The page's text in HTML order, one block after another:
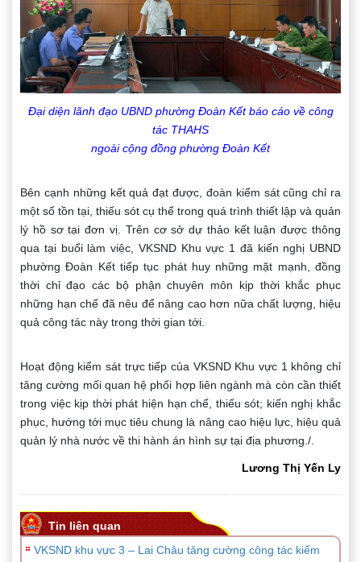
Đại diện lãnh đạo UBND phường Đoàn Kết báo cáo về công
tác THAHS
ngoài cộng đồng phường Đoàn Kết
Bên cạnh những kết quả đạt được, đoàn kiểm sát cũng chỉ ra
một số tồn tại, thiếu sót cụ thể trong quá trình thiết lập và quản
lý hồ sơ tại đơn vị. Trên cơ sở dự thảo kết luận được thông
qua tại buổi làm việc, VKSND Khu vực 1 đã kiến nghị UBND
phường Đoàn Kết tiếp tục phát huy những mặt mạnh, đồng
thời chỉ đạo các bộ phận chuyên môn kịp thời khắc phục
những hạn chế đã nêu để nâng cao hơn nữa chất lượng, hiệu
quả công tác này trong thời gian tới.
Hoạt động kiểm sát trực tiếp của VKSND Khu vực 1 không chỉ
tăng cường mối quan hệ phối hợp liên ngành mà còn cần thiết
trong việc kịp thời phát hiện hạn chế, thiếu sót; kiến nghị khắc
phục, hướng tới mục tiêu chung là nâng cao hiệu lực, hiệu quả
quản lý nhà nước về thi hành án hình sự tại địa phương./.
Lương Thị Yến Ly
Tin liên quan
VKSND khu vực 3 – Lai Châu tăng cường công tác kiểm